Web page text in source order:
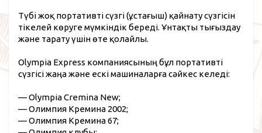
Түбі жоқ портативті сүзгі (ұстағыш) қайнату сүзгісін
тікелей көруге мүмкіндік береді. Ұнтақты тығыздау
және тарату үшін өте қолайлы.
Olympia Express компаниясының бұл портативті
сүзгісі жаңа және ескі машиналарға сәйкес келеді:
— Olympia Cremina New;
— Олимпия Кремина 2002;
— Олимпия Кремина 67;